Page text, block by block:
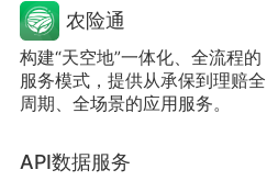
农险通
构建“天空地”一体化、全流程的
服务模式，提供从承保到理赔全
周期、全场景的应用服务。
API数据服务